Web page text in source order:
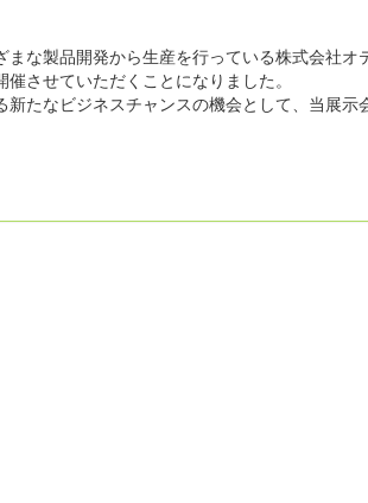
な製品開発から生産を行っている株式会社
させていただくことになりました。
たなビジネスチャンスの機会として、当展示